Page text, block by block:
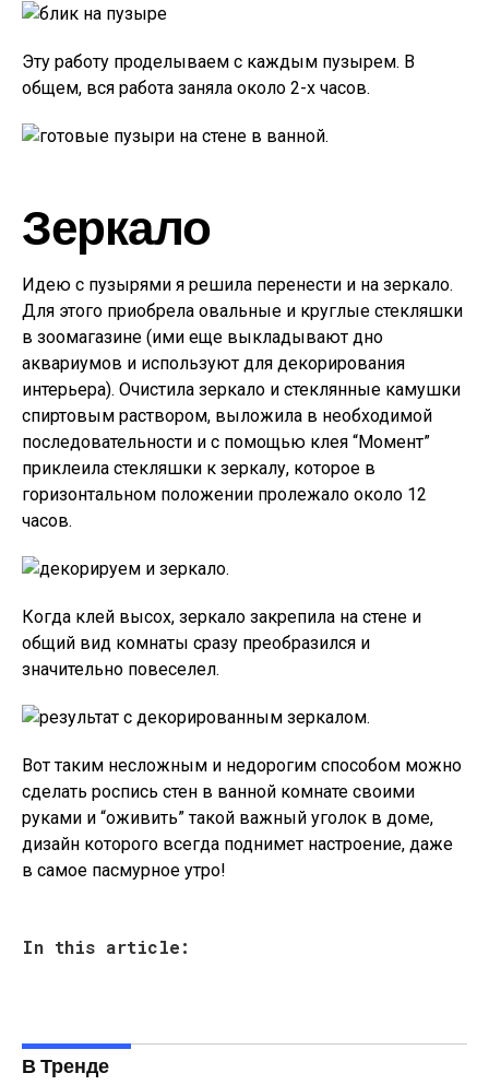
Эту работу проделываем с каждым пузырем. В
общем, вся работа заняла около 2-х часов.
Зеркало
Идею с пузырями я решила перенести и на зеркало.
Для этого приобрела овальные и круглые стекляшки
в зоомагазине (ими еще выкладывают дно
аквариумов и используют для декорирования
интерьера). Очистила зеркало и стеклянные камушки
спиртовым раствором, выложила в необходимой
последовательности и с помощью клея “Момент”
приклеила стекляшки к зеркалу, которое в
горизонтальном положении пролежало около 12
часов.
Когда клей высох, зеркало закрепила на стене и
общий вид комнаты сразу преобразился и
значительно повеселел.
Вот таким несложным и недорогим способом можно
сделать роспись стен в ванной комнате своими
руками и “оживить” такой важный уголок в доме,
дизайн которого всегда поднимет настроение, даже
в самое пасмурное утро!
In this article:
В Тренде